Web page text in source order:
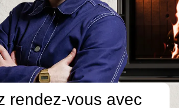
rendez-vous avec